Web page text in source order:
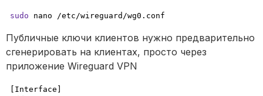
sudo nano /etc/wireguard/wg0.conf
Публичные ключи клиентов нужно предварительно
сгенерировать на клиентах, просто через
приложение Wireguard VPN
[Interface]